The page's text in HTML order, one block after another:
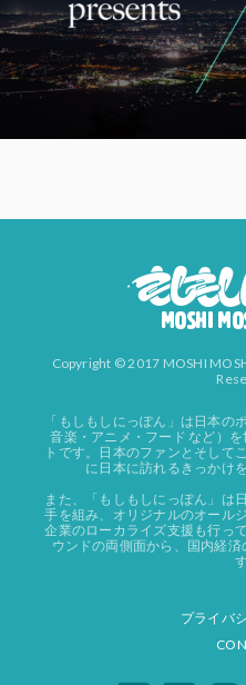
Copyright © 2017 MOSHI
「もしもしにっぽん」は日本の
音楽・アニメ・フード など）
トです。日本のファンとそして
に日本に訪れるきっかけ
また、「もしもしにっぽん」は
手を組み、オリジナルのオール
企業のローカライズ支援も行っ
ウンドの両側面から、国内経
プライバ